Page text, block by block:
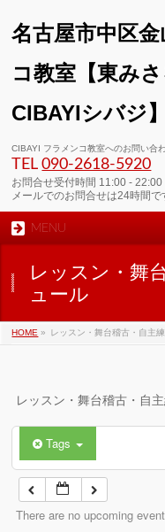
名古屋市中区
コ教室【東み
CIBAYIシバジ】
CIBAYI フラメンコ教室へのお問い合
TEL090-2618‐5920
お問合せ受付時間 11:00 - 22:00
メールでのお問合せは24時間で
MENU
レッスン・舞
ュール
HOME » レッスン・舞台稽古・自主
レッスン・舞台稽古・自
Tags
There are no upcoming